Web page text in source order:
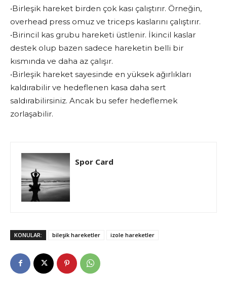
•Birleşik hareket birden çok kası çalıştırır. Örneğin,
overhead press omuz ve triceps kaslarını çalıştırır.
•Birincil kas grubu hareketi üstlenir. İkincil kaslar
destek olup bazen sadece hareketin belli bir
kısmında ve daha az çalışır.
•Birleşik hareket sayesinde en yüksek ağırlıkları
kaldırabilir ve hedeflenen kasa daha sert
saldırabilirsiniz. Ancak bu sefer hedeflemek
zorlaşabilir.
Spor Card
KONULAR: bileşik hareketler izole hareketler